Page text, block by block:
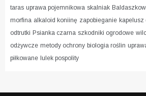
taras uprawa pojemnikowa skalniak
morfina alkaloid koniinę zapobieganie kapelusz
odtrutki Psianka czarna szkodniki ogrodowe
odżywcze metody ochrony biologia roślin
piłkowane lulek pospolity